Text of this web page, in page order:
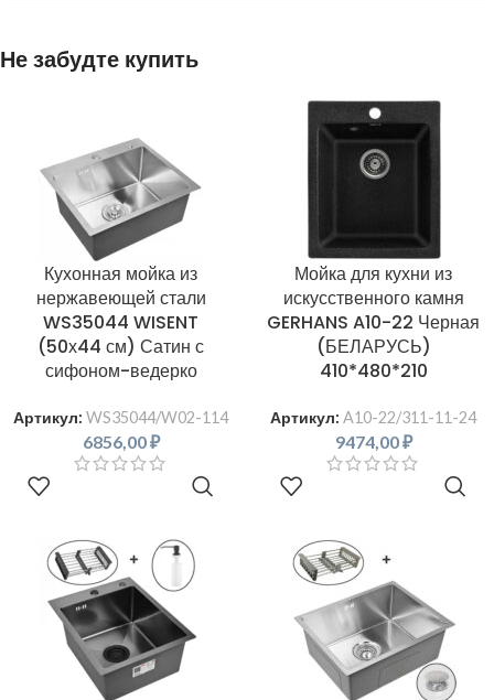
Не забудте купить
Кухонная мойка из
нержавеющей стали
WS35044 WISENT
(50х44 см) Сатин с
сифоном-ведерко
Артикул: WS35044/W02-114
6856,00₽
Мойка для кухни из
искусственного камня
GERHANS A10-22 Черная
(БЕЛАРУСЬ)
410*480*210
Артикул: A10-22/311-11-24
9474,00₽